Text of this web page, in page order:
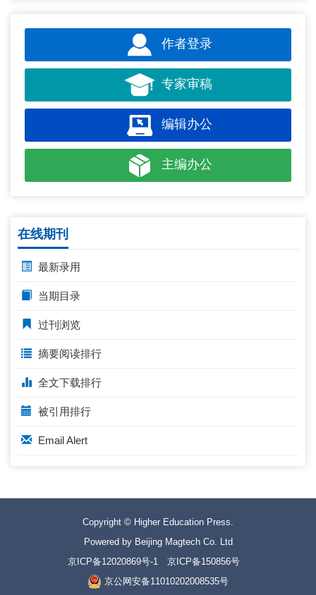
作者登录
专家审稿
编辑办公
主编办公
在线期刊
最新录用
当期目录
过刊浏览
摘要阅读排行
全文下载排行
被引用排行
Email Alert
Copyright © Higher Education Press.
Powered by Beijing Magtech Co. Ltd
京ICP备12020869号-1
京ICP备150856号
京公网安备11010202008535号